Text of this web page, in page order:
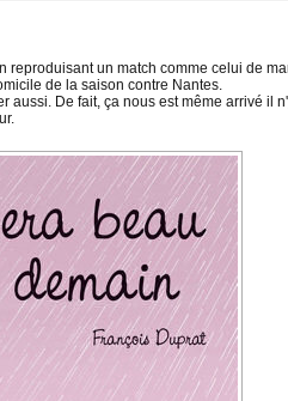
un match comme celui de
de la saison contre Nantes.
De fait, ça nous est même arrivé il